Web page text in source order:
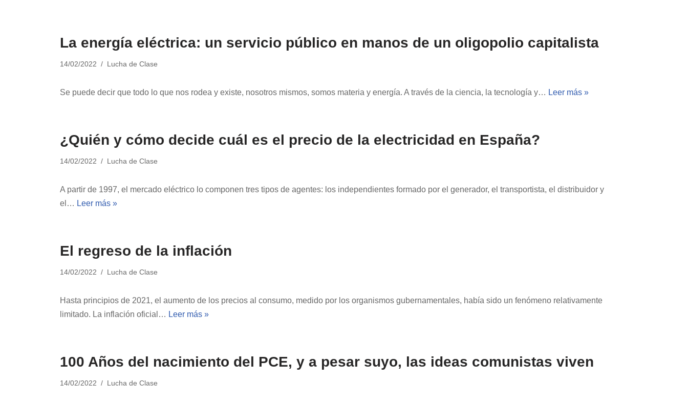
La energía eléctrica: un servicio público en manos de un oligopolio capitalista
14/02/2022 Lucha de Clase
Se puede decir que todo lo que nos rodea y existe, nosotros mismos, somos materia y energía. A través de la ciencia, la tecnología y… Leer más »
¿Quién y cómo decide cuál es el precio de la electricidad en España?
14/02/2022 Lucha de Clase
A partir de 1997, el mercado eléctrico lo componen tres tipos de agentes: los independientes formado por el generador, el transportista, el distribuidor y
el… Leer más »
El regreso de la inflación
14/02/2022 Lucha de Clase
Hasta principios de 2021, el aumento de los precios al consumo, medido por los organismos gubernamentales, había sido un fenómeno relativamente
limitado. La inflación oficial… Leer más »
100 Años del nacimiento del PCE, y a pesar suyo, las ideas comunistas viven
14/02/2022 Lucha de Clase